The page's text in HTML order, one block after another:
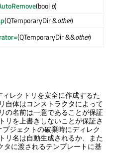
(boolb)
(QTemporaryDir &other)
(QTemporaryDir &&other)
ィレクトリを安全に作成するた
自体はコンストラクタによって
の名前は一意であることが保証
リを上書きしないことが保証さ
ジェクトの破棄時にディレク
リ名は自動生成されるか、また
タに渡されるテンプレートに基